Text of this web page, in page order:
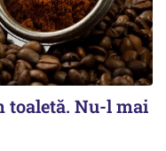
toaletă. Nu-l mai